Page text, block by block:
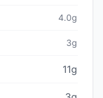
4.0g
3g
11g